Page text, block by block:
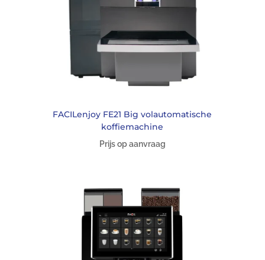
FACILenjoy FE21 Big volautomatische
koffiemachine
Prijs op aanvraag